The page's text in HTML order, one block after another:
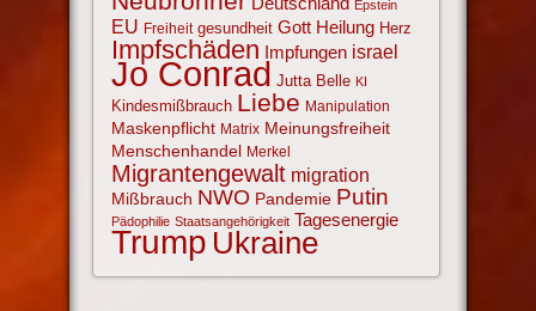
Deutschland Epstein
EU Freiheit gesundheit Gott Heilung Herz
Impfschäden Impfungen israel
Jo Conrad Jutta Belle KI
Kindesmißbrauch Liebe Manipulation
Maskenpflicht Matrix Meinungsfreiheit
Menschenhandel Merkel
Migrantengewalt migration
Mißbrauch NWO Pandemie Putin
Pädophilie Staatsangehörigkeit Tagesenergie
Trump Ukraine